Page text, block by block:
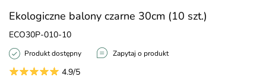
Ekologiczne balony czarne 30cm (10 szt.)
ECO30P-010-10
Produkt dostępny Zapytaj o produkt
4.9/5